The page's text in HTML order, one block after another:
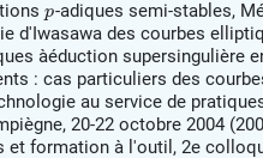
p-adiques semi-stables,
d'Iwasawa des courbes
àéduction supersingulière
: cas particuliers des
au service de
20-22 octobre 2004
et formation à l'outil, 2e